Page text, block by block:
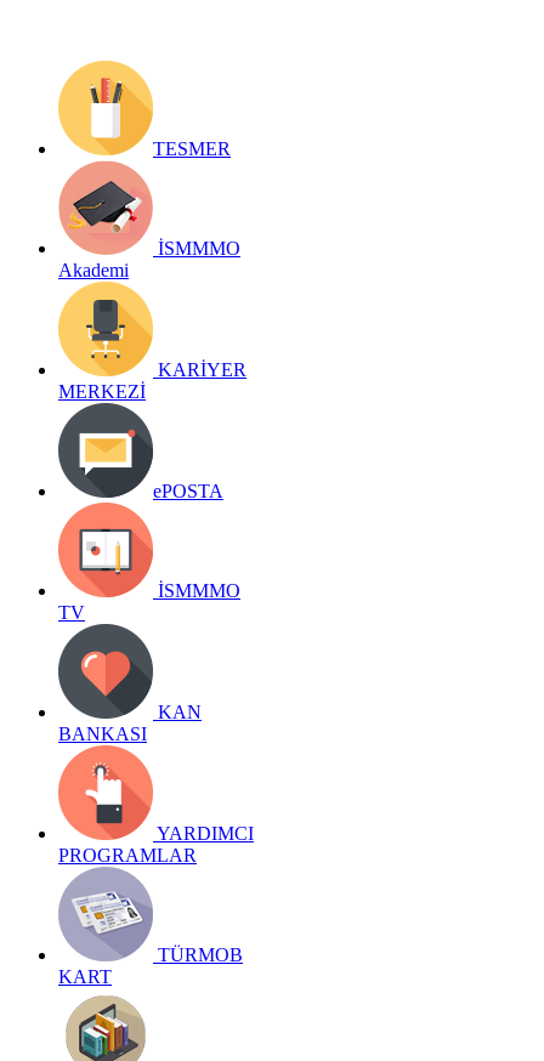
TESMER
İSMMMO
Akademi
KARİYER
MERKEZİ
ePOSTA
İSMMMO
TV
KAN
BANKASI
YARDIMCI
PROGRAMLAR
TÜRMOB
KART